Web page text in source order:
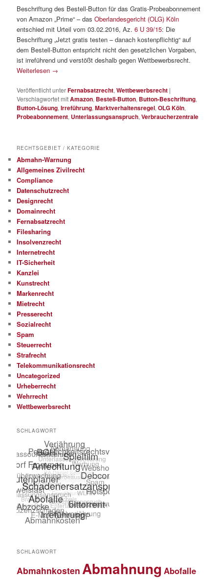
Beschriftung des Bestell-Button für das Gratis-Probeabonnement
von Amazon „Prime“ – dasOberlandesgericht (OLG) Köln
entschied mit Urteil vom 03.02.2016, Az.6 U 39/15: Die
Beschriftung „Jetzt gratis testen – danach kostenpflichtig“ auf
dem Bestell-Button entspricht nicht den gesetzlichen Vorgaben,
ist irreführend und verstößt deshalb gegen Wettbewerbsrecht.
Weiterlesen →
Veröffentlicht unterFernabsatzrecht,Wettbewerbsrecht |
Verschlagwortet mitAmazon, Bestell-Button, Button-Beschriftung,
Button-Lösung,Irreführung,Marktverhaltensregel,OLG Köln,
Probeabonnement, Unterlassungsanspruch,Verbraucherzentrale
RECHTSGEBIET / KATEGORIE
Abmahn-Warnung
Allgemeines Zivilrecht
Compliance
Datenschutzrecht
Designrecht
Domainrecht
Fernabsatzrecht
Filesharing
Insolvenzrecht
Internetrecht
IT-Sicherheit
Kanzlei
Kunstrecht
Markenrecht
Mietrecht
Presserecht
Sozialrecht
Spam
Steuerrecht
Strafrecht
Telekommunikationsrecht
Uncategorized
Urheberrecht
Wehrrecht
Wettbewerbsrecht
SCHLAGWORT
SCHLAGWORT
Abmahnkosten Abmahnung Abofalle